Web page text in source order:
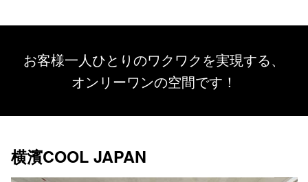
お客様一人ひとりのワクワクを実現する、
オンリーワンの空間です！
横濱COOL JAPAN